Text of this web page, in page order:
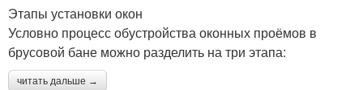
Этапы установки окон
Условно процесс обустройства оконных проёмов в
брусовой бане можно разделить на три этапа:
читать дальше →